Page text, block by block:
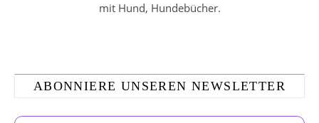
mit Hund, Hundebücher.
ABONNIERE UNSEREN NEWSLETTER